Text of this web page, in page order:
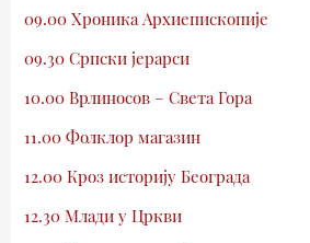
09.00 Хроника Архиепископије
09.30 Српски јерарси
10.00 Врлиносов – Света Гора
11.00 Фолклор магазин
12.00 Кроз историју Београда
12.30 Млади у Цркви